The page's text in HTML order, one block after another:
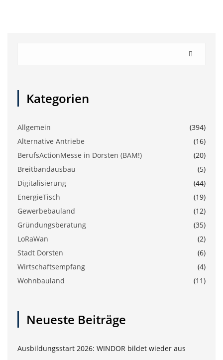
Kategorien
Allgemein
(394)
Alternative Antriebe
(16)
BerufsActionMesse in Dorsten (BAM!)
(20)
Breitbandausbau
(5)
Digitalisierung
(44)
EnergieTisch
(19)
Gewerbebauland
(12)
Gründungsberatung
(35)
LoRaWan
(2)
Stadt Dorsten
(6)
Wirtschaftsempfang
(4)
Wohnbauland
(11)
Neueste Beiträge
Ausbildungsstart 2026: WINDOR bildet wieder aus